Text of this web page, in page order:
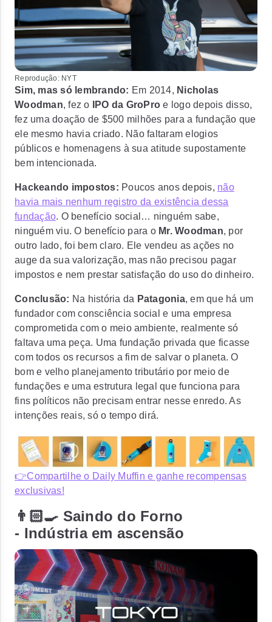
Reprodução: NYT
Sim, mas só lembrando: Em 2014, Nicholas
Woodman, fez o IPO da GroPro e logo depois disso,
fez uma doação de $500 milhões para a fundação que
ele mesmo havia criado. Não faltaram elogios
públicos e homenagens à sua atitude supostamente
bem intencionada.
Hackeando impostos: Poucos anos depois, não
havia mais nenhum registro da existência dessa
fundação. O benefício social… ninguém sabe,
ninguém viu. O benefício para o Mr. Woodman, por
outro lado, foi bem claro. Ele vendeu as ações no
auge da sua valorização, mas não precisou pagar
impostos e nem prestar satisfação do uso do dinheiro.
Conclusão: Na história da Patagonia, em que há um
fundador com consciência social e uma empresa
comprometida com o meio ambiente, realmente só
faltava uma peça. Uma fundação privada que ficasse
com todos os recursos a fim de salvar o planeta. O
bom e velho planejamento tributário por meio de
fundações e uma estrutura legal que funciona para
fins políticos não precisam entrar nesse enredo. As
intenções reais, só o tempo dirá.
👉Compartilhe o Daily Muffin e ganhe recompensas
exclusivas!
👨🏻‍🍳 Saindo do Forno
- Indústria em ascensão